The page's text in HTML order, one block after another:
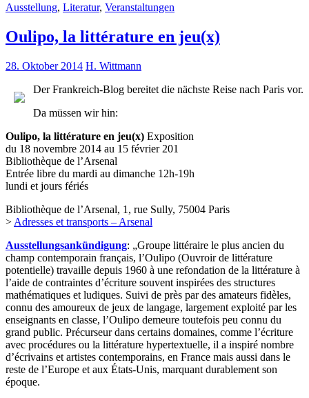
Ausstellung, Literatur, Veranstaltungen
Oulipo, la littérature en jeu(x)
28. Oktober 2014 H. Wittmann
Der Frankreich-Blog bereitet die nächste Reise nach Paris vor.
Da müssen wir hin:
Oulipo, la littérature en jeu(x) Exposition
du 18 novembre 2014 au 15 février 201
Bibliothèque de l’Arsenal
Entrée libre du mardi au dimanche 12h-19h
lundi et jours fériés
Bibliothèque de l’Arsenal, 1, rue Sully, 75004 Paris
> Adresses et transports – Arsenal
Ausstellungsankündigung: „Groupe littéraire le plus ancien du
champ contemporain français, l’Oulipo (Ouvroir de littérature
potentielle) travaille depuis 1960 à une refondation de la littérature à
l’aide de contraintes d’écriture souvent inspirées des structures
mathématiques et ludiques. Suivi de près par des amateurs fidèles,
connu des amoureux de jeux de langage, largement exploité par les
enseignants en classe, l’Oulipo demeure toutefois peu connu du
grand public. Précurseur dans certains domaines, comme l’écriture
avec procédures ou la littérature hypertextuelle, il a inspiré nombre
d’écrivains et artistes contemporains, en France mais aussi dans le
reste de l’Europe et aux États-Unis, marquant durablement son
époque.